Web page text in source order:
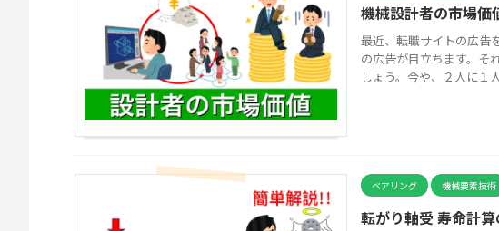
機械設計者の市場価
最近、転職サイトの広告
の広告が目立ちます。そ
しょう。今や、２人に１
ベアリング 機械要素技術
転がり軸受 寿命計